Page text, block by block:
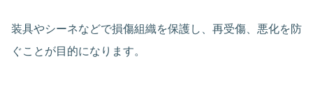
装具やシーネなどで損傷組織を保護し、再受傷、悪化を防
ぐことが目的になります。